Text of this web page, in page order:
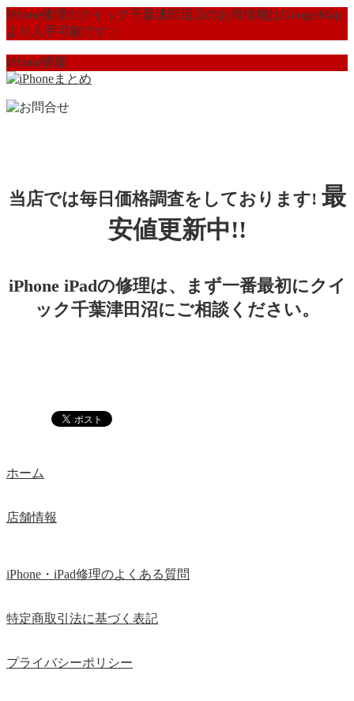
iPhone修理のクイック千葉津田沼店のお得情報はGoogleMap
より入手可能です！
iPhone情報
当店では毎日価格調査をしております! 最
安値更新中!!
iPhone iPadの修理は、まず一番最初にクイ
ック千葉津田沼にご相談ください。
ホーム
店舗情報
iPhone・iPad修理のよくある質問
特定商取引法に基づく表記
プライバシーポリシー